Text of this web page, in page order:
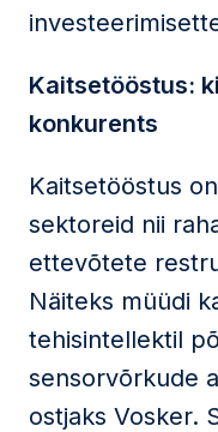
Kaitsetööstus:
konkurents
Kaitsetööstus
sektoreid nii
ettevõtete
Näiteks müüdi
tehisintellektil
sensorvõrkude
ostjaks Vosker.